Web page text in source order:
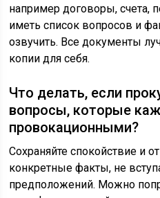
например договоры, счета,
иметь список вопросов и
озвучить. Все документы
копии для себя.
Что делать, если
вопросы, которые
провокационными?
Сохраняйте спокойствие и
конкретные факты, не
предположений. Можно